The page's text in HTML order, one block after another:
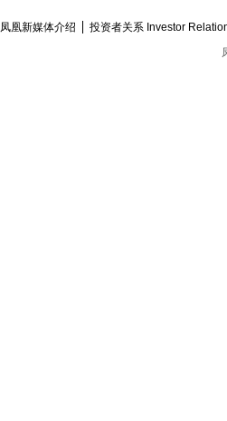
凤凰新媒体介绍 投资者关系 Investor